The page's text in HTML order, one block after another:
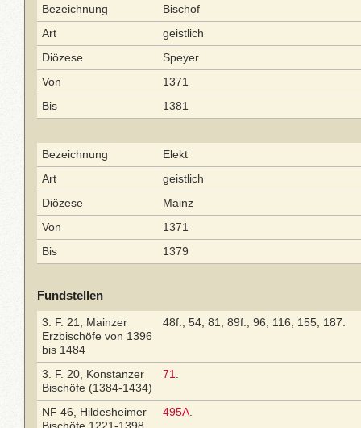
Bezeichnung
Bischof
Art
geistlich
Diözese
Speyer
Von
1371
Bis
1381
Bezeichnung
Elekt
Art
geistlich
Diözese
Mainz
Von
1371
Bis
1379
Fundstellen
3. F. 21, Mainzer
Erzbischöfe von 1396
bis 1484
48f., 54, 81, 89f., 96, 116, 155, 187.
3. F. 20, Konstanzer
Bischöfe (1384-1434)
71
NF 46, Hildesheimer
495A